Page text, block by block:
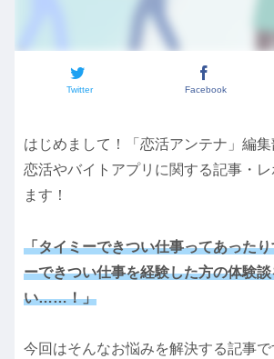
Twitter Facebook
はじめまして！「恋活アンテナ」編集
恋活やバイトアプリに関する記事・
ます！
「タイミーできつい仕事ってあった
ーできつい仕事を経験した方の体験
い……！」
今回はそんなお悩みを解決する記事で